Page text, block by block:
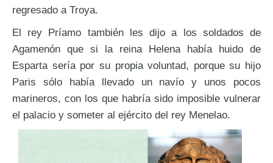
regresado a Troya.
El rey Príamo también les dijo a los soldados de
Agamenón que si la reina Helena había huido de
Esparta sería por su propia voluntad, porque su hijo
Paris sólo había llevado un navío y unos pocos
marineros, con los que habría sido imposible vulnerar
el palacio y someter al ejército del rey Menelao.